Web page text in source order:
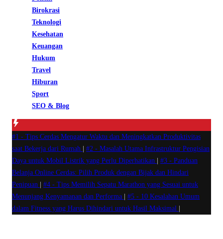
Birokrasi
Teknologi
Kesehatan
Keuangan
Hukum
Travel
Hiburan
Sport
SEO & Blog
#1 - Tips Cerdas Mengatur Waktu dan Meningkatkan Produktivitas
saat Bekerja dari Rumah
#2 - Masalah Utama Infrastruktur Pengisian
Daya untuk Mobil Listrik yang Perlu Diperhatikan
#3 - Panduan
Belanja Online Cerdas: Pilih Produk dengan Bijak dan Hindari
Penipuan
#4 - Tips Memilih Sepatu Marathon yang Sesuai untuk
Menunjang Kenyamanan dan Performa
#5 - 10 Kesalahan Umum
dalam Fitness yang Harus Dihindari untuk Hasil Maksimal